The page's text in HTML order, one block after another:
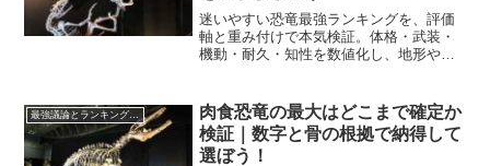
迷いやすい恐竜最強ランキングを、評価
軸と重み付けで本気検証。体格・武装・
機動・耐久・知性を数値化し、地形や群
く解説します。
肉食恐竜の最大はどこまで確定か
検証｜数字と骨の根拠で納得して
選ぼう！